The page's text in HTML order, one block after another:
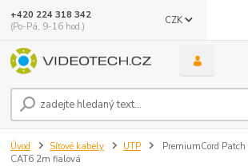
CZK
+420 224 318 342
(Po-Pá, 9-16 hod.)
Úvod Síťové kabely UTP
PremiumCord
CAT6 2m fialová